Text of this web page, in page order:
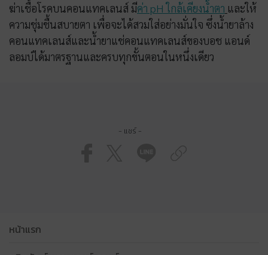
ฆ่าเชื้อโรคบนคอนแทคเลนส์ มีค่า pH ใกล้เคียงน้ำตา และให้
ความชุ่มชื้นสบายตา เพื่อจะได้สวมใส่อย่างมั่นใจ ซึ่งน้ำยาล้าง
คอนแทคเลนส์และน้ำยาแช่คอนแทคเลนส์ของบอช แอนด์
ลอมบ์ได้มาตรฐานและครบทุกขั้นตอนในหนึ่งเดียว
- แชร์ -
หน้าแรก